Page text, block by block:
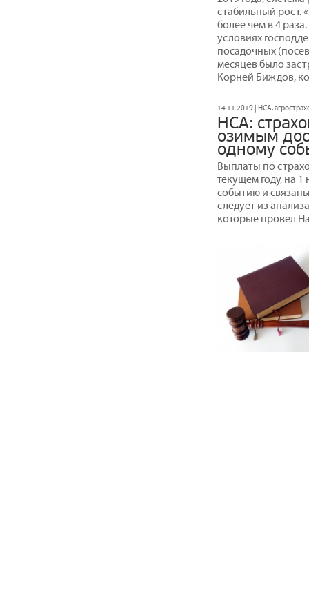
стабильный рост.
более чем в 4
условиях
посадочных
месяцев было
Корней Биждов,
14.11.2019 | НСА,
НСА:
озимым
одному
Выплаты по
текущем году, на
событию и
следует из
которые провел